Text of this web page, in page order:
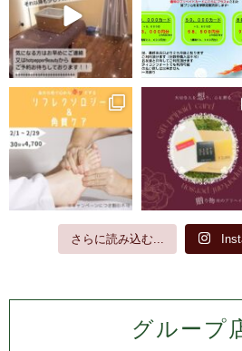
さらに読み込む...
グループ